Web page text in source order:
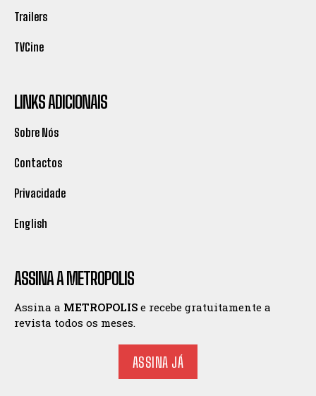
Trailers
TVCine
LINKS ADICIONAIS
Sobre Nós
Contactos
Privacidade
English
ASSINA A METROPOLIS
Assina a METROPOLIS e recebe gratuitamente a
revista todos os meses.
ASSINA JÁ